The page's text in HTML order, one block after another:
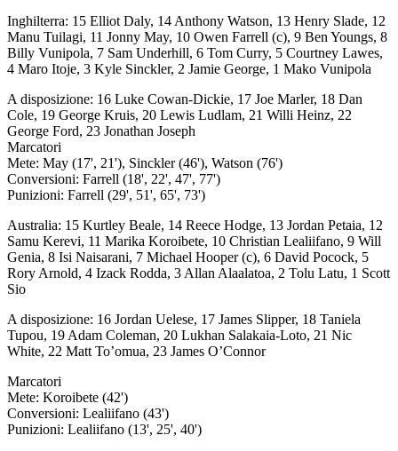
Inghilterra: 15 Elliot Daly, 14 Anthony Watson, 13 Henry Slade, 12
Manu Tuilagi, 11 Jonny May, 10 Owen Farrell (c), 9 Ben Youngs, 8
Billy Vunipola, 7 Sam Underhill, 6 Tom Curry, 5 Courtney Lawes,
4 Maro Itoje, 3 Kyle Sinckler, 2 Jamie George, 1 Mako Vunipola
A disposizione: 16 Luke Cowan-Dickie, 17 Joe Marler, 18 Dan
Cole, 19 George Kruis, 20 Lewis Ludlam, 21 Willi Heinz, 22
George Ford, 23 Jonathan Joseph
Marcatori
Mete: May (17', 21'), Sinckler (46'), Watson (76')
Conversioni: Farrell (18', 22', 47', 77')
Punizioni: Farrell (29', 51', 65', 73')
Australia: 15 Kurtley Beale, 14 Reece Hodge, 13 Jordan Petaia, 12
Samu Kerevi, 11 Marika Koroibete, 10 Christian Lealiifano, 9 Will
Genia, 8 Isi Naisarani, 7 Michael Hooper (c), 6 David Pocock, 5
Rory Arnold, 4 Izack Rodda, 3 Allan Alaalatoa, 2 Tolu Latu, 1 Scott
Sio
A disposizione: 16 Jordan Uelese, 17 James Slipper, 18 Taniela
Tupou, 19 Adam Coleman, 20 Lukhan Salakaia-Loto, 21 Nic
White, 22 Matt To’omua, 23 James O’Connor
Marcatori
Mete: Koroibete (42')
Conversioni: Lealiifano (43')
Punizioni: Lealiifano (13', 25', 40')